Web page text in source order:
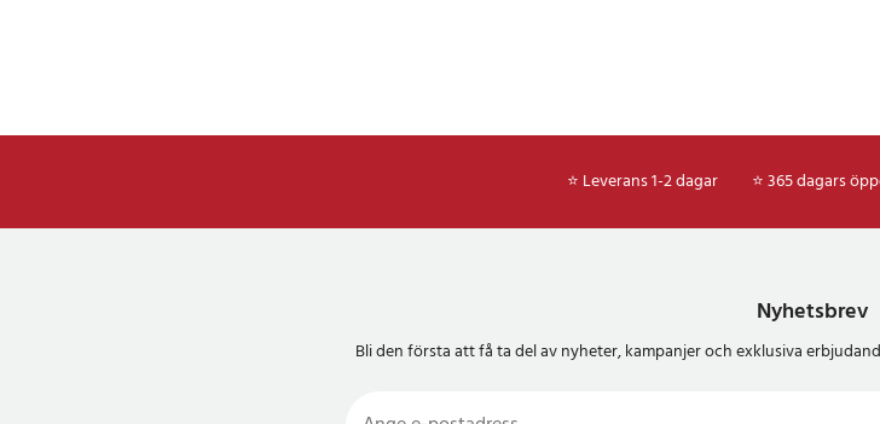
⭐ Leverans 1-2 dagar ⭐ 365 dagars
Nyhetsbrev
Bli den första att få ta del av nyheter, kampanjer och exklusiva